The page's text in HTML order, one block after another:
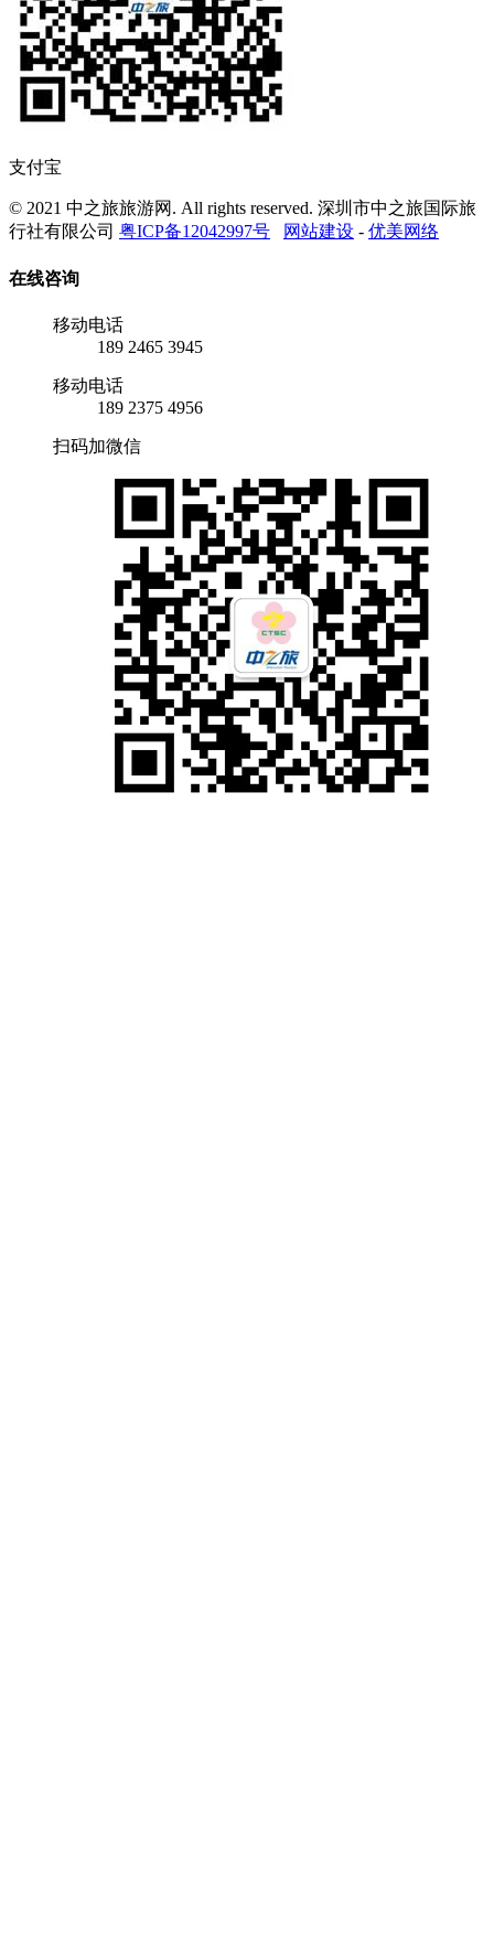
支付宝
© 2021 中之旅旅游网. All rights reserved. 深圳市中之旅国际旅
行社有限公司 粤ICP备12042997号 网站建设 - 优美网络
在线咨询
移动电话
189 2465 3945
移动电话
189 2375 4956
扫码加微信